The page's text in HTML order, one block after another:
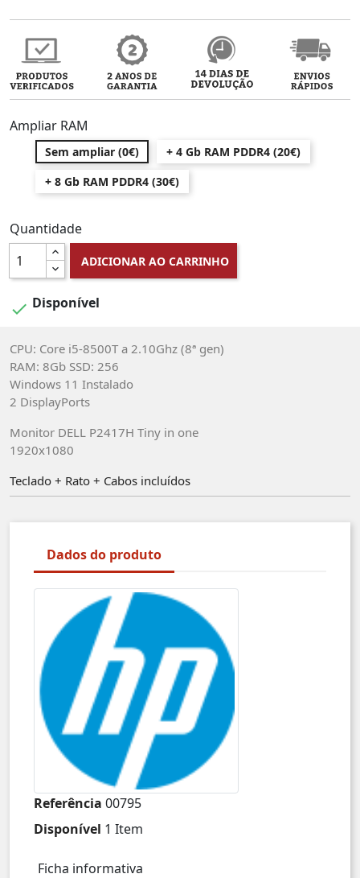
Ampliar RAM
Sem ampliar (0€)
+ 4 Gb RAM PDDR4 (20€)
+ 8 Gb RAM PDDR4 (30€)
Quantidade
ADICIONAR AO CARRINHO
 Disponível
CPU: Core i5-8500T a 2.10Ghz (8ª gen)
RAM: 8Gb SSD: 256
Windows 11 Instalado
2 DisplayPorts
Monitor DELL P2417H Tiny in one
1920x1080
Teclado + Rato + Cabos incluídos
Dados do produto
Referência 00795
Disponível 1 Item
Ficha informativa